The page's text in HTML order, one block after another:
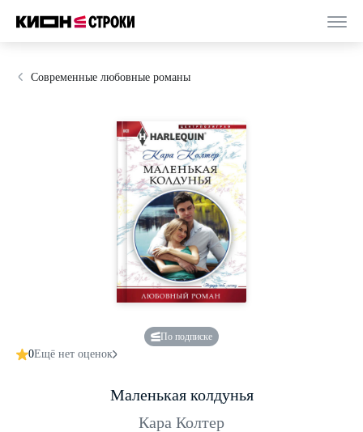
Современные любовные романы
По подписке
0Ещё нет оценок
Маленькая колдунья
Кара Колтер